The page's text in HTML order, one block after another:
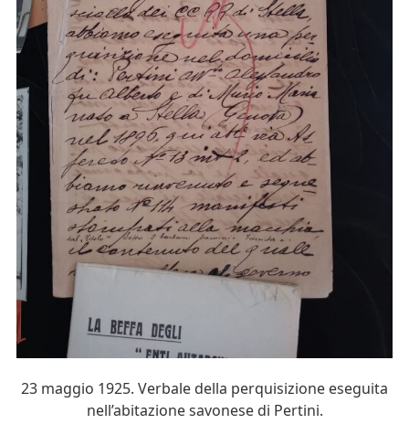
23 maggio 1925. Verbale della perquisizione eseguita
nell’abitazione savonese di Pertini.